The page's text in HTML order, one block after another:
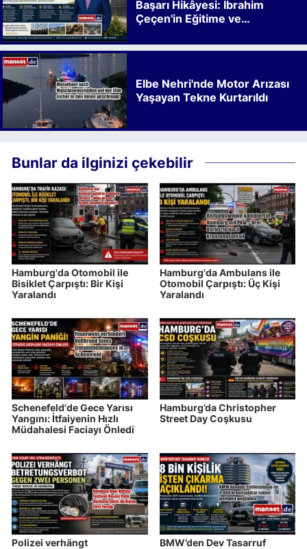
Başarı Hikâyesi: İbrahim
Çeçen'in Eğitime ve
Elbe Nehri'nde Motor Arızası
Yaşayan Tekne Kurtarıldı
Bunlar da ilginizi çekebilir
Hamburg'da Otomobil ile
Bisiklet Çarpıştı: Bir Kişi
Yaralandı
Hamburg'da Ambulans ile
Otomobil Çarpıştı: Üç Kişi
Yaralandı
Schenefeld'de Gece Yarısı
Yangını: İtfaiyenin Hızlı
Müdahalesi Faciayı Önledi
Hamburg’da Christopher
Street Day Coşkusu
Polizei verhängt
BMW’den Dev Tasarruf